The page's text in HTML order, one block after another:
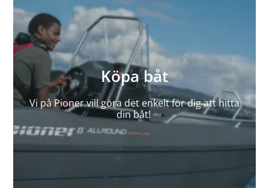
Köpa båt
Vi på Pioner vill göra det enkelt för dig att hitta
din båt!